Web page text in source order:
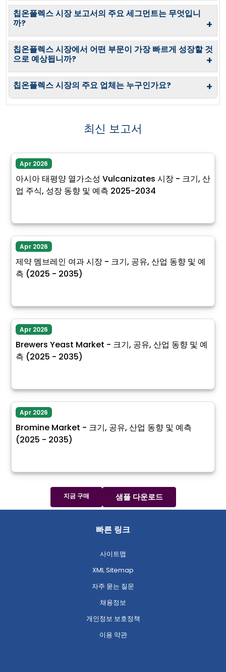
칩온플렉스 시장 보고서의 주요 세그먼트는 무엇입니
까?
+
칩온플렉스 시장에서 어떤 부문이 가장 빠르게 성장할 것
으로 예상됩니까?
+
칩온플렉스 시장의 주요 업체는 누구인가요? +
최신 보고서
Apr 2026
아시아 태평양 열가소성 Vulcanizates 시장 - 크기, 산
업 주식, 성장 동향 및 예측 2025-2034
Apr 2026
제약 멤브레인 여과 시장 - 크기, 공유, 산업 동향 및 예
측 (2025 - 2035)
Apr 2026
Brewers Yeast Market - 크기, 공유, 산업 동향 및 예
측 (2025 - 2035)
Apr 2026
Bromine Market - 크기, 공유, 산업 동향 및 예측
(2025 - 2035)
지금 구매 샘플 다운로드
빠른 링크
사이트맵
XML Sitemap
자주 묻는 질문
채용정보
개인정보 보호정책
이용 약관